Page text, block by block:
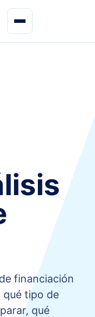
financiación
qué tipo de
qué